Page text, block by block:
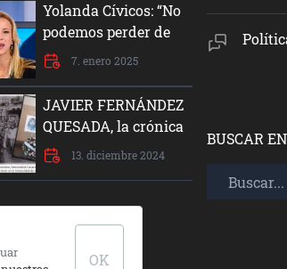
Yolanda Cívicos: “No
podemos perder de
vista la justicia social,
la equidad y la
dignidad del ser
humano”
7. enero 2025
JAVIER FERNÁNDEZ
QUESADA, la crónica
de un crimen de
Estado
13. diciembre 2024
BUSCAR
OK